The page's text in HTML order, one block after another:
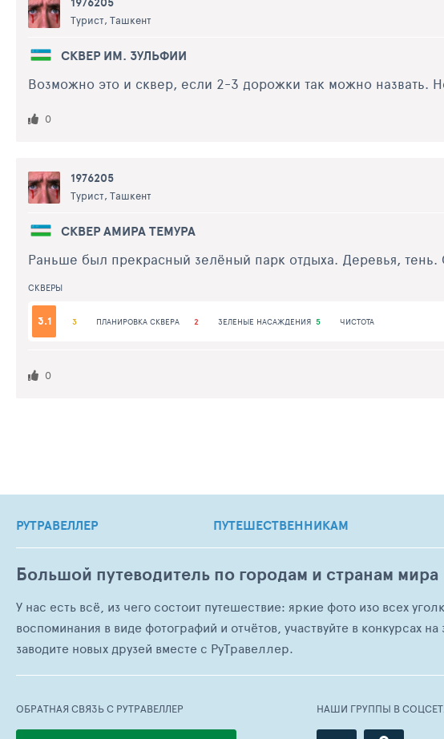
Турист, Ташкент
СКВЕР ИМ. ЗУЛЬФИИ
Возможно это и сквер, если 2-3 дорожки так можно назвать.
0
1976205
Турист, Ташкент
СКВЕР АМИРА ТЕМУРА
Раньше был прекрасный зелёный парк отдыха. Деревья,
СКВЕРЫ
3.1 3 ПЛАНИРОВКА СКВЕРА 2 ЗЕЛЕНЫЕ НАСАЖДЕНИЯ 5 ЧИСТОТА
0
РУТРАВЕЛЛЕР ПУТЕШЕСТВЕННИКАМ
Большой путеводитель по городам и странам мира
У нас есть всё, из чего состоит путешествие: яркие фото изо всех
воспоминания в виде фотографий и отчётов, участвуйте в конкурсах
заводите новых друзей вместе с РуТравеллер.
ОБРАТНАЯ СВЯЗЬ С РУТРАВЕЛЛЕР НАШИ ГРУППЫ В